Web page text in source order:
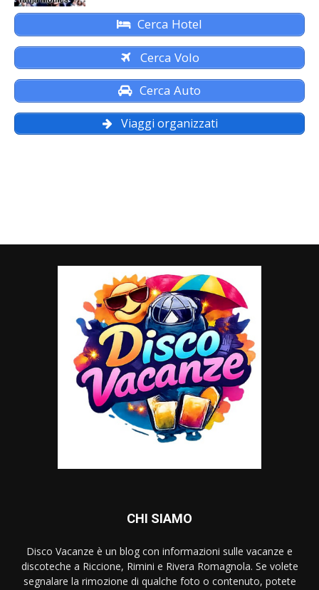
Cerca Hotel
Cerca Volo
Cerca Auto
Viaggi organizzati
CHI SIAMO
Disco Vacanze è un blog con informazioni sulle vacanze e
discoteche a Riccione, Rimini e Rivera Romagnola. Se volete
segnalare la rimozione di qualche foto o contenuto, potete